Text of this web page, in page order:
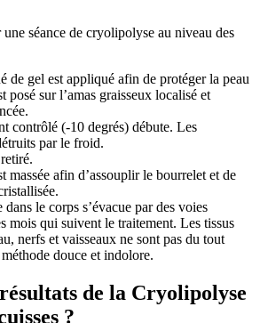
séance de cryolipolyse au niveau des
de gel est appliqué afin de protéger la peau
posé sur l’amas graisseux localisé et
contrôlé (-10 degrés) débute. Les
par le froid.
massée afin d’assouplir le bourrelet et de
le corps s’évacue par des voies
mois qui suivent le traitement. Les tissus
nerfs et vaisseaux ne sont pas du tout
douce et indolore.
de la Cryolipolyse
?